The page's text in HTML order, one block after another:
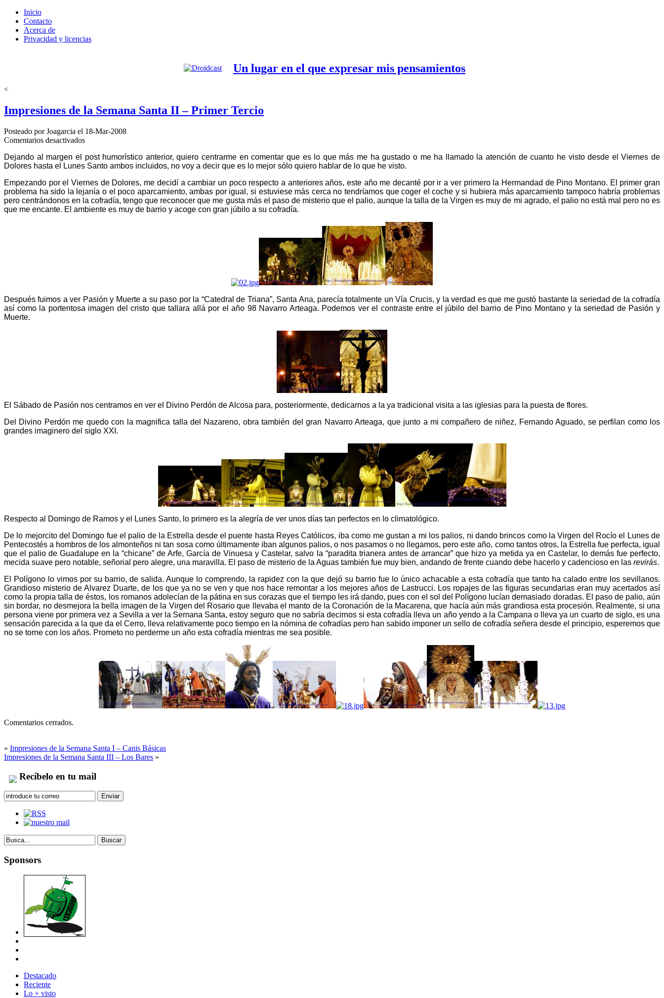
Inicio
Contacto
Acerca de
Privacidad y licencias
Un lugar en el que expresar mis pensamientos
<
Impresiones de la Semana Santa II – Primer Tercio
Posteado por Joagarcia el 18-Mar-2008
Comentarios desactivadosen
de
la
Santa
II
–
Primer
Dejando al margen el post humorístico anterior, quiero centrarme en comentar que es lo que más me ha gustado o me ha llamado la atención de cuanto he visto desde el Viernes de
Dolores hasta el Lunes Santo ambos incluidos, no voy a decir que es lo mejor sólo quiero hablar de lo que he visto.
Empezando por el Viernes de Dolores, me decidí a cambiar un poco respecto a anteriores años, este año me decanté por ir a ver primero la Hermandad de Pino Montano. El primer gran
problema ha sido la lejanía o el poco aparcamiento, ambas por igual, si estuviese más cerca no tendríamos que coger el coche y si hubiera más aparcamiento tampoco habría problemas
pero centrándonos en la cofradía, tengo que reconocer que me gusta más el paso de misterio que el palio, aunque la talla de la Virgen es muy de mi agrado, el palio no está mal pero no es
que me encante. El ambiente es muy de barrio y acoge con gran júbilo a su cofradía.
Después fuimos a ver Pasión y Muerte a su paso por la “Catedral de Triana”, Santa Ana, parecía totalmente un Vía Crucis, y la verdad es que me gustó bastante la seriedad de la cofradía
así como la portentosa imagen del cristo que tallara allá por el año 98 Navarro Arteaga. Podemos ver el contraste entre el júbilo del barrio de Pino Montano y la seriedad de Pasión y
Muerte.
El Sábado de Pasión nos centramos en ver el Divino Perdón de Alcosa para, posteriormente, dedicarnos a la ya tradicional visita a las iglesias para la puesta de flores.
Del Divino Perdón me quedo con la magnifica talla del Nazareno, obra también del gran Navarro Arteaga, que junto a mi compañero de niñez, Fernando Aguado, se perfilan como los
grandes imaginero del siglo XXI.
Respecto al Domingo de Ramos y el Lunes Santo, lo primero es la alegría de ver unos días tan perfectos en lo climatológico.
De lo mejorcito del Domingo fue el palio de la Estrella desde el puente hasta Reyes Católicos, iba como me gustan a mi los palios, ni dando brincos como la Virgen del Rocío el Lunes de
Pentecostés a hombros de los almonteños ni tan sosa como últimamente iban algunos palios, o nos pasamos o no llegamos, pero este año, como tantos otros, la Estrella fue perfecta, igual
que el palio de Guadalupe en la “chicane” de Arfe, García de Vinuesa y Castelar, salvo la “paradita trianera antes de arrancar” que hizo ya metida ya en Castelar, lo demás fue perfecto,
mecida suave pero notable, señorial pero alegre, una maravilla. El paso de misterio de la Aguas también fue muy bien, andando de frente cuando debe hacerlo y cadencioso en las revirás.
El Polígono lo vimos por su barrio, de salida. Aunque lo comprendo, la rapidez con la que dejó su barrio fue lo único achacable a esta cofradía que tanto ha calado entre los sevillanos.
Grandioso misterio de Alvarez Duarte, de los que ya no se ven y que nos hace remontar a los mejores años de Lastrucci. Los ropajes de las figuras secundarias eran muy acertados así
como la propia talla de éstos, los romanos adolecían de la pátina en sus corazas que el tiempo les irá dando, pues con el sol del Polígono lucían demasiado doradas. El paso de palio, aún
sin bordar, no desmejora la bella imagen de la Virgen del Rosario que llevaba el manto de la Coronación de la Macarena, que hacía aún más grandiosa esta procesión. Realmente, si una
persona viene por primera vez a Sevilla a ver la Semana Santa, estoy seguro que no sabría decirnos si esta cofradía lleva un año yendo a la Campana o lleva ya un cuarto de siglo, es una
sensación parecida a la que da el Cerro, lleva relativamente poco tiempo en la nómina de cofradías pero han sabido imponer un sello de cofradía señera desde el principio, esperemos que
no se torne con los años. Prometo no perderme un año esta cofradía mientras me sea posible.
Comentarios cerrados.
« Impresiones de la Semana Santa I – Canis Básicas
Impresiones de la Semana Santa III – Los Bares »
Recíbelo en tu mail
Sponsors
Destacado
Reciente
Lo + visto